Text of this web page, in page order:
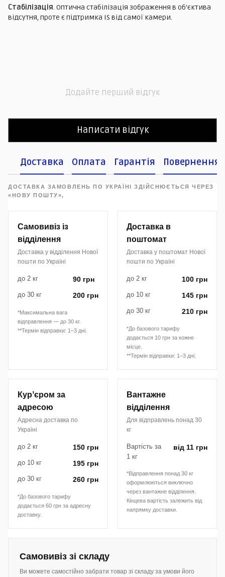
Стабілізація. Оптична стабілізація зображення в об'єктива
відсутня, проте є підтримка IS від самої камери.
Додайте перший відгук
Написати відгук
Доставка Оплата Гарантія Повернення
ДОСТАВКА ЗАМОВЛЕНЬ ПО УКРАЇНІ ЗДІЙСНЮЄТЬСЯ ЧЕРЕЗ
«НОВУ ПОШТУ»,
Самовивіз із
відділення
Доставка у відділення Нової
пошти по Україні
до 2 кг 90 грн
до 30 кг 200 грн
*Максимальна вага
відправлення — до 30 кг.
**Термін відправки: 1–3 дні.
Доставка в
поштомат
Доставка у поштомат Нової
пошти по Україні
до 2 кг 100 грн
до 10 кг 145 грн
до 30 кг 210 грн
*До базового тарифу
додається 10 грн за кожне
місце.
**Термін відправки: 1–3 дні.
Курʼєром за
адресою
Адресна доставка по
Україні
до 2 кг 150 грн
до 10 кг 195 грн
до 30 кг 260 грн
*До базового тарифу
додається 60 грн за адресну
доставку.
Вантажне
відділення
Для відправлень понад 30
кг
Вартість за
1 кг
від 11 грн
*Відправлення понад 30 кг
оформлюються виключно
через вантажне відділення.
Кінцева вартість залежить від
напрямку доставки.
Самовивіз зі складу
Ви можете самостійно забрати товар зі складу за умови його